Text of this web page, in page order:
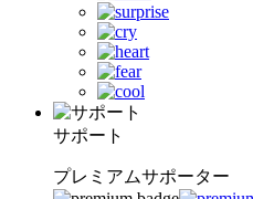
サポート
プレミアムサポーター